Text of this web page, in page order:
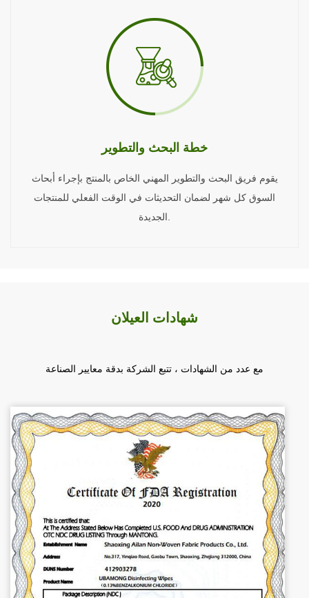
خطة البحث والتطوير
يقوم فريق البحث والتطوير المهني الخاص بالمنتج بإجراء أبحاث
السوق كل شهر لضمان التحديثات في الوقت الفعلي للمنتجات
الجديدة.
شهادات العيلان
مع عدد من الشهادات ، تتبع الشركة بدقة معايير الصناعة